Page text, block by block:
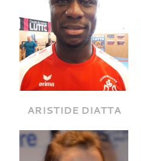
ARISTIDE DIATTA